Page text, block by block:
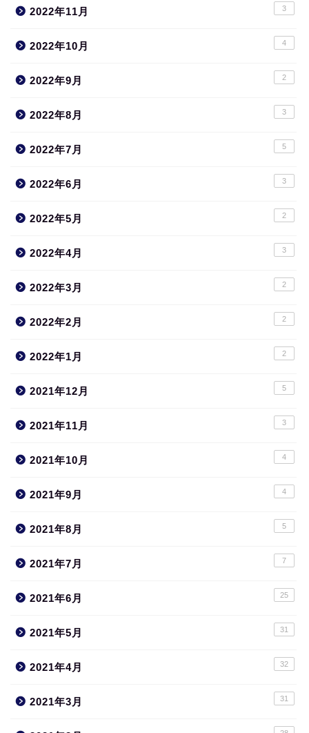
2022年11月 3
2022年10月 4
2022年9月 2
2022年8月 3
2022年7月 5
2022年6月 3
2022年5月 2
2022年4月 3
2022年3月 2
2022年2月 2
2022年1月 2
2021年12月 5
2021年11月 3
2021年10月 4
2021年9月 4
2021年8月 5
2021年7月 7
2021年6月 25
2021年5月 31
2021年4月 32
2021年3月 31